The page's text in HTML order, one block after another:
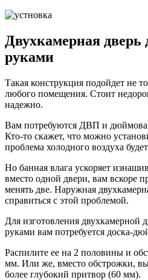
Двухкамерная дверь
руками
Такая конструкция подойдет не
любого помещения. Стоит
надежно.
Вам потребуются ДВП и
Кто-то скажет, что можно
проблема холодного воздуха
Но банная влага ускоряет
вместо одной двери, вам вскоре
менять две. Наружная
справиться с этой проблемой.
Для изготовления двухкамерной
руками вам потребуется доска-
Распилите ее на 2 половины и
мм. Или же, вместо обстрожки,
более глубокий притвор (60 мм).